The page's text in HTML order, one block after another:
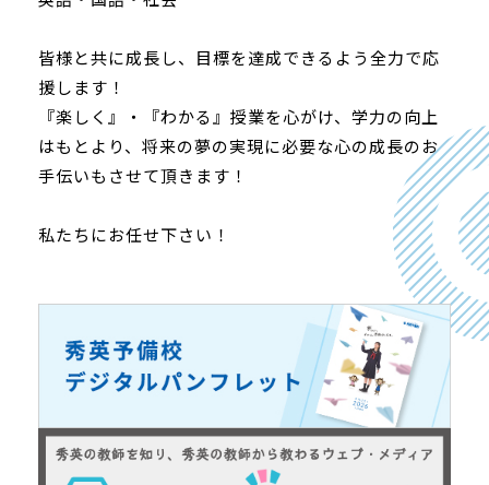
皆様と共に成長し、目標を達成できるよう全力で応
援します！
『楽しく』・『わかる』授業を心がけ、学力の向上
はもとより、将来の夢の実現に必要な心の成長のお
手伝いもさせて頂きます！
私たちにお任せ下さい！